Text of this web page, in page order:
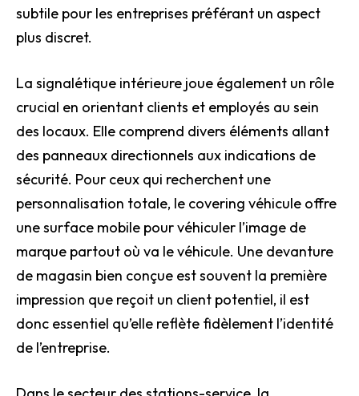
subtile pour les entreprises préférant un aspect
plus discret.
La signalétique intérieure joue également un rôle
crucial en orientant clients et employés au sein
des locaux. Elle comprend divers éléments allant
des panneaux directionnels aux indications de
sécurité. Pour ceux qui recherchent une
personnalisation totale, le covering véhicule offre
une surface mobile pour véhiculer l’image de
marque partout où va le véhicule. Une devanture
de magasin bien conçue est souvent la première
impression que reçoit un client potentiel, il est
donc essentiel qu’elle reflète fidèlement l’identité
de l’entreprise.